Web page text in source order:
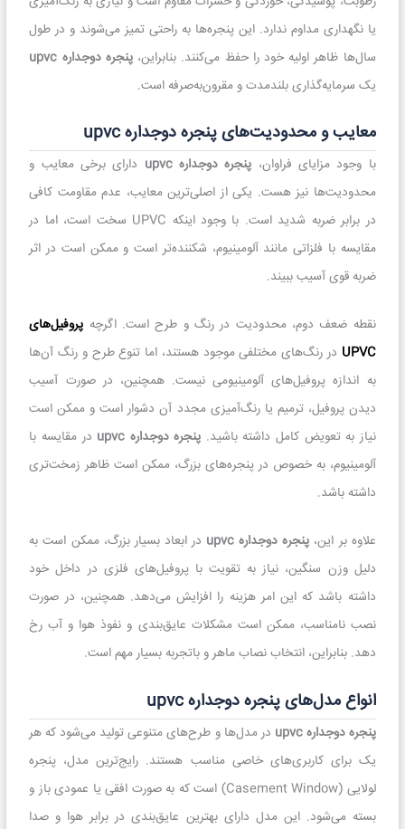
یا نگهداری مداوم ندارد. این پنجره‌ها به راحتی تمیز می‌شوند و در طول
سال‌ها ظاهر اولیه خود را حفظ می‌کنند. بنابراین،پنجره دوجداره upvc
یک سرمایه‌گذاری بلندمدت و مقرون‌به‌صرفه است.
معایب و محدودیت‌های پنجره دوجداره upvc
با وجود مزایای فراوان، پنجره دوجداره upvc
دارای برخی معایب و
محدودیت‌ها نیز هست. یکی از اصلی‌ترین معایب، عدم مقاومت کافی
در برابر ضربه شدید است. با وجود اینکه UPVC سخت است، اما در
مقایسه با فلزاتی مانند آلومینیوم، شکننده‌تر است و ممکن است در اثر
ضربه قوی آسیب ببیند.
نقطه ضعف دوم، محدودیت در رنگ و طرح است. اگرچه پروفیل‌های
UPVC در رنگ‌های مختلفی موجود هستند، اما تنوع طرح و رنگ آن‌ها
به اندازه پروفیل‌های آلومینیومی نیست. همچنین، در صورت آسیب
دیدن پروفیل، ترمیم یا رنگ‌آمیزی مجدد آن دشوار است و ممکن است
نیاز به تعویض کامل داشته باشید. پنجره دوجداره upvc
در مقایسه با
آلومینیوم، به خصوص در پنجره‌های بزرگ، ممکن است ظاهر زمخت‌تری
داشته باشد.
علاوه بر این، پنجره دوجداره upvc
در ابعاد بسیار بزرگ، ممکن است به
دلیل وزن سنگین، نیاز به تقویت با پروفیل‌های فلزی در داخل خود
داشته باشد که این امر هزینه را افزایش می‌دهد. همچنین، در صورت
نصب نامناسب، ممکن است مشکلات عایق‌بندی و نفوذ هوا و آب رخ
دهد. بنابراین، انتخاب نصاب ماهر و باتجربه بسیار مهم است.
انواع مدل‌های پنجره دوجداره upvc
پنجره دوجداره upvc
در مدل‌ها و طرح‌های متنوعی تولید می‌شود که هر
یک برای کاربری‌های خاصی مناسب هستند. رایج‌ترین مدل، پنجره
لولایی (Casement Window) است که به صورت افقی یا عمودی باز و
بسته می‌شود. این مدل دارای بهترین عایق‌بندی در برابر هوا و صدا